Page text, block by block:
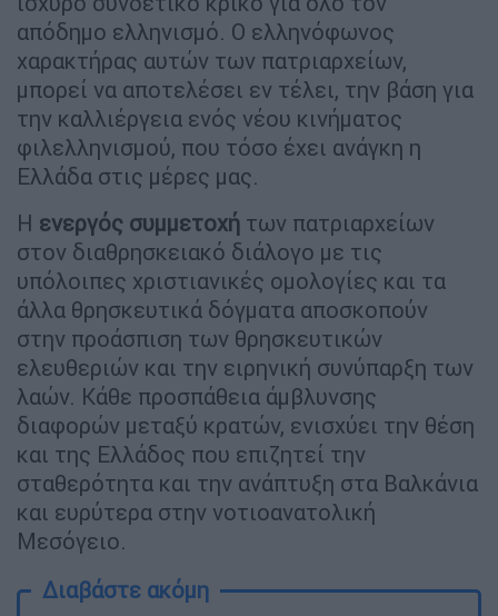
απόδημο ελληνισμό. Ο ελληνόφωνος
χαρακτήρας αυτών των πατριαρχείων,
μπορεί να αποτελέσει εν τέλει, την βάση για
την καλλιέργεια ενός νέου κινήματος
φιλελληνισμού, που τόσο έχει ανάγκη η
Ελλάδα στις μέρες μας.
Η ενεργός συμμετοχή των πατριαρχείων
στον διαθρησκειακό διάλογο με τις
υπόλοιπες χριστιανικές ομολογίες και τα
άλλα θρησκευτικά δόγματα αποσκοπούν
στην προάσπιση των θρησκευτικών
ελευθεριών και την ειρηνική συνύπαρξη των
λαών. Κάθε προσπάθεια άμβλυνσης
διαφορών μεταξύ κρατών, ενισχύει την θέση
και της Ελλάδος που επιζητεί την
σταθερότητα και την ανάπτυξη στα Βαλκάνια
και ευρύτερα στην νοτιοανατολική
Μεσόγειο.
Διαβάστε ακόμη